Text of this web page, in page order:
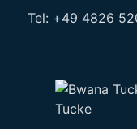
Tel: +49 4826